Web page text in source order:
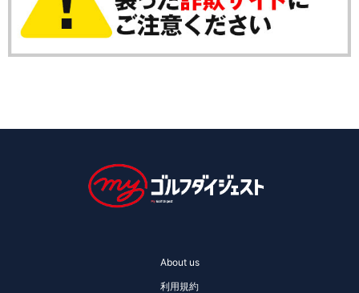
About us
利用規約